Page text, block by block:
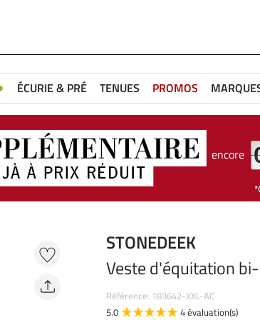
ÉCURIE & PRÉ TENUES PROMOS
encore
STONEDEEK
Veste d'équitation
Référence: 183642-XXL-AC
5.0
4 évaluation(s)